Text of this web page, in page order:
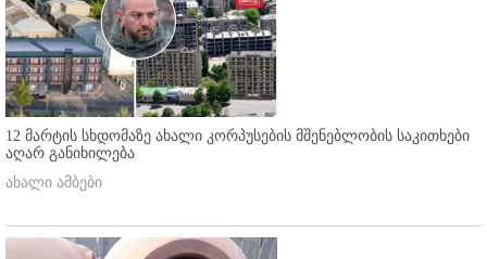
12 მარტის სხდომაზე ახალი კორპუსების მშენებლობის საკითხები
აღარ განიხილება
ახალი ამბები